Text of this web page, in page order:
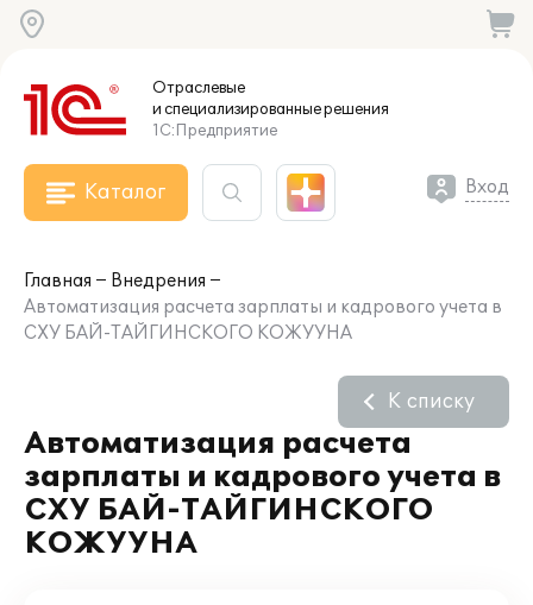
Отраслевые
и специализированныерешения
1С:Предприятие
Каталог Вход
Главная
Внедрения
Автоматизация расчета зарплаты и кадрового учета в
СХУ БАЙ-ТАЙГИНСКОГО КОЖУУНА
Автоматизация расчета
зарплаты и кадрового учета в
СХУ БАЙ-ТАЙГИНСКОГО
КОЖУУНА
К списку